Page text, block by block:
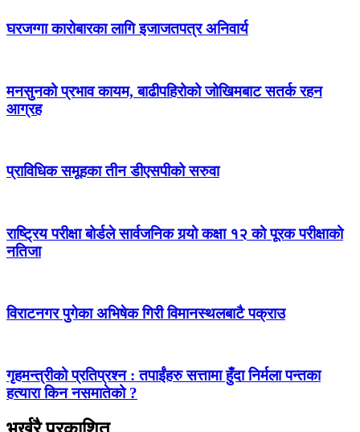
घरजग्गा कारोबारका लागि इजाजतपत्र अनिवार्य
मनसुनको प्रभाव कायम, बाढीपहिरोको जोखिमबाट सतर्क रहन
आग्रह
प्राविधिक समूहका तीन डीएसपीको सरुवा
राष्ट्रिय परीक्षा बोर्डले सार्वजनिक गर्‍यो कक्षा १२ को पूरक परीक्षाको
नतिजा
विराटनगर पुगेका अभिषेक गिरी विमानस्थलबाटै पक्राउ
गृहमन्त्रीको प्रतिप्रश्न : तपाईंहरु सत्तामा हुँदा निर्मला पन्तका
हत्यारा किन नसमातेको ?